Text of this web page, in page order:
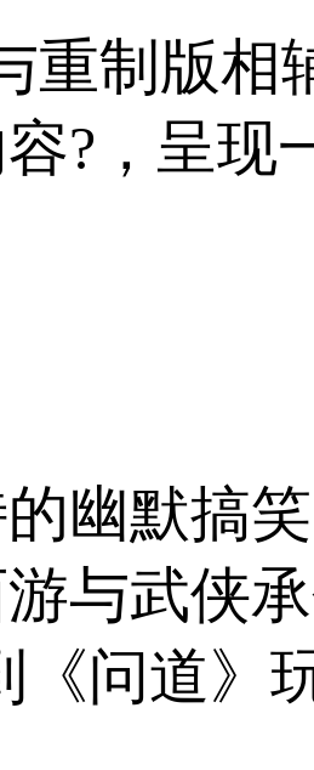
重制版相
?，呈现
幽默搞
与武侠
问道》